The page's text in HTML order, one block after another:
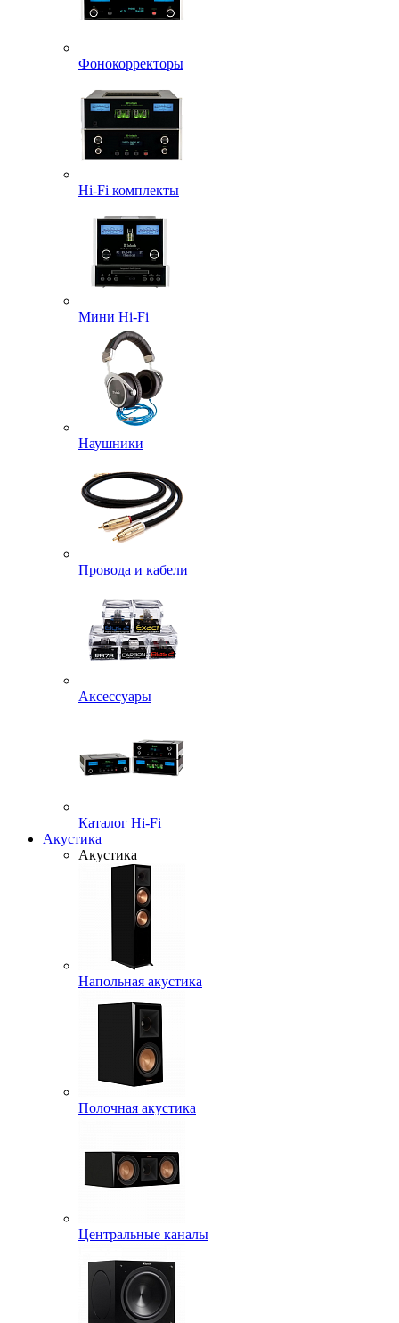
Фонокорректоры
Hi-Fi комплекты
Мини Hi-Fi
Наушники
Провода и кабели
Аксессуары
Каталог Hi-Fi
Акустика
Акустика
Напольная акустика
Полочная акустика
Центральные каналы